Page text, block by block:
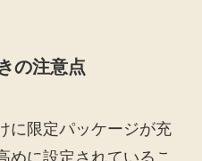
の注意点
に限定パッケージが充
めに設定されているこ